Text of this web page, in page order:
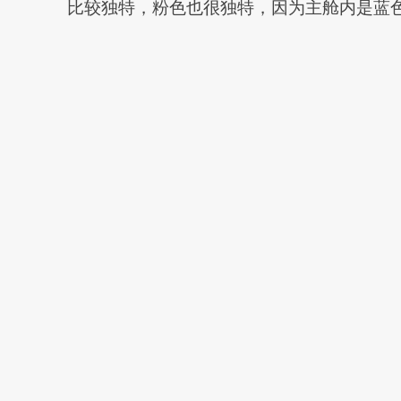
比较独特，粉色也很独特，因为主舱内是蓝